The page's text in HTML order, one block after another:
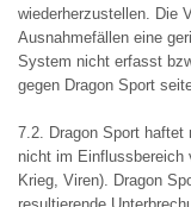
wiederherzustellen. Die
Ausnahmefällen eine
System nicht erfasst
gegen Dragon Sport
7.2. Dragon Sport haftet
nicht im Einflussbereich
Krieg, Viren). Dragon